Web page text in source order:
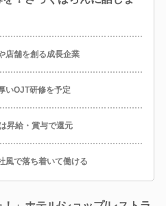
店舗を創る成長企業
いOJT研修を予定
昇給・賞与で還元
風で落ち着いて働ける